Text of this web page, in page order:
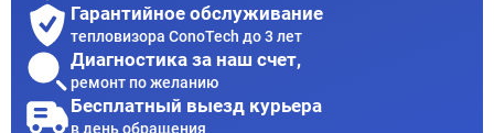
Гарантийное обслуживание
тепловизора ConoTech до 3 лет
Диагностика за наш счет,
ремонт по желанию
Бесплатный выезд курьера
в день обращения